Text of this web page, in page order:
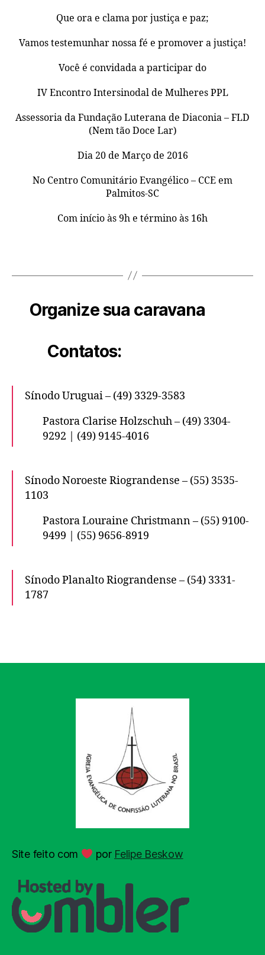
Que ora e clama por justiça e paz;
Vamos testemunhar nossa fé e promover a justiça!
Você é convidada a participar do
IV Encontro Intersinodal de Mulheres PPL
Assessoria da Fundação Luterana de Diaconia – FLD
(Nem tão Doce Lar)
Dia 20 de Março de 2016
No Centro Comunitário Evangélico – CCE em
Palmitos-SC
Com início às 9h e término às 16h
Organize sua caravana
Contatos:
Sínodo Uruguai – (49) 3329-3583
Pastora Clarise Holzschuh – (49) 3304-
9292 | (49) 9145-4016
Sínodo Noroeste Riograndense – (55) 3535-
1103
Pastora Louraine Christmann – (55) 9100-
9499 | (55) 9656-8919
Sínodo Planalto Riograndense – (54) 3331-
1787
Site feito com por Felipe Beskow